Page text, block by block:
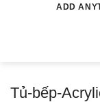
ADD
Tủ-bếp-